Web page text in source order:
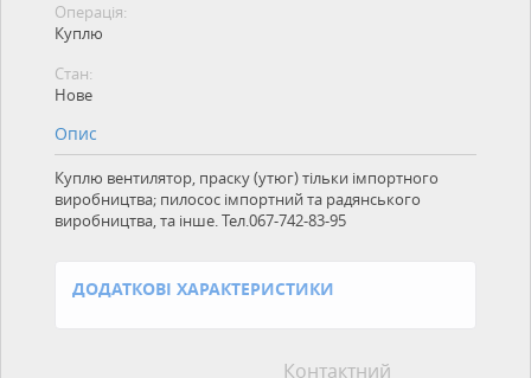
Операція:
Куплю
Стан:
Нове
Опис
Куплю вентилятор, праску (утюг) тільки імпортного
виробництва; пилосос імпортний та радянського
виробництва, та інше. Тел.067-742-83-95
ДОДАТКОВІ ХАРАКТЕРИСТИКИ
Контактний